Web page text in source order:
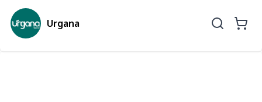
Urgana